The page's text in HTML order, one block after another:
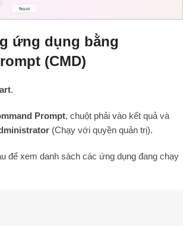
ứng dụng bằng
(CMD)
.
Prompt, chuột phải vào kết quả và
(Chạy với quyền quản trị).
để xem danh sách các ứng dụng đang chạy